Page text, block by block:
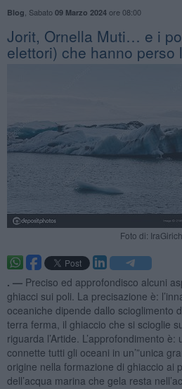
Blog Sabato 09 Marzo 2024ore 08:00
​Jorit, Ornella Muti… e i
elettori) che hanno perso
Foto di:
. — Preciso ed approfondisco alcuni
ghiacci sui poli. La precisazione è:
oceaniche dipende dallo scioglimento
terra ferma, il ghiaccio che si scioglie
riguarda l’Artide. L’approfondimento
connette tutti gli oceani in un’”unica
origine nella formazione di ghiaccio ai
dell’acqua marina che gela resta